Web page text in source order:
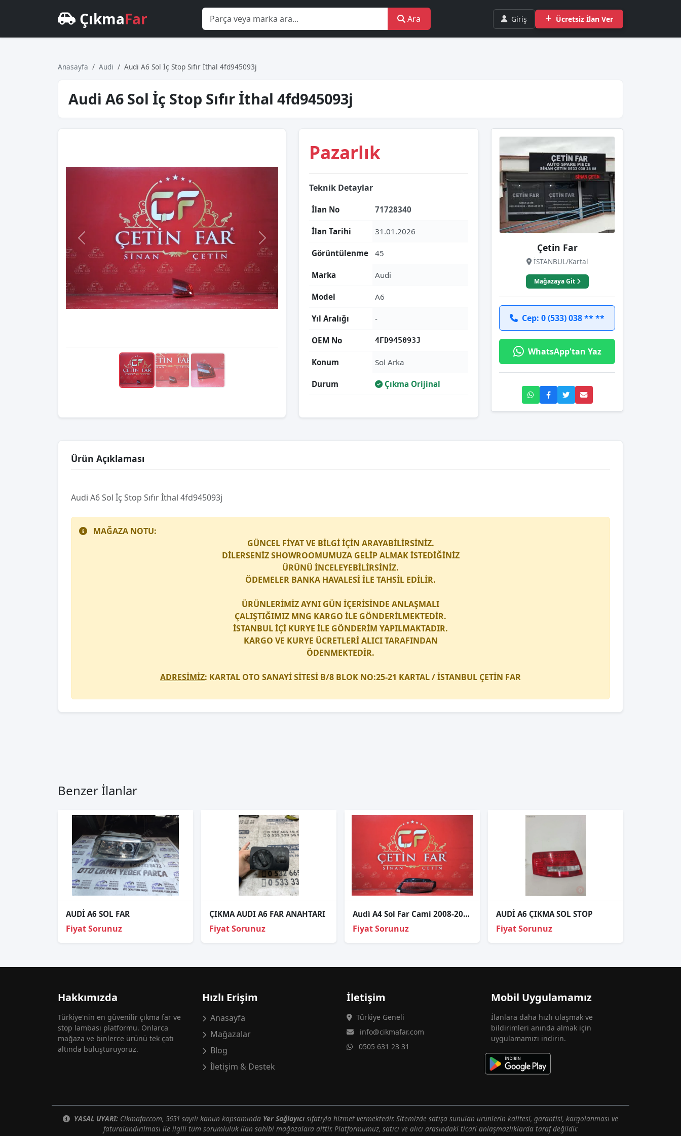
ÇıkmaFar Ara Giriş Ücretsiz İlan Ver
Anasayfa Audi Audi̇ A6 Sol İç Stop Sıfır İthal 4fd945093j
Audi̇ A6 Sol İç Stop Sıfır İthal 4fd945093j
Pazarlık
Teknik Detaylar
İlan No 71728340
İlan Tarihi 31.01.2026
Görüntülenme 45
Marka Audi
Model A6
Yıl Aralığı -
OEM No 4FD945093J
Konum Sol Arka
Durum Çıkma Orijinal
Çetin Far
İSTANBUL/Kartal
Mağazaya Git
Cep: 0 (533) 038 ** **
WhatsApp'tan Yaz
Ürün Açıklaması
Audi̇ A6 Sol İç Stop Sıfır İthal 4fd945093j
MAĞAZA NOTU:
GÜNCEL FİYAT VE BİLGİ İÇİN ARAYABİLİRSİNİZ.
DİLERSENİZ SHOWROOMUMUZA GELİP ALMAK İSTEDİĞİNİZ
ÜRÜNÜ İNCELEYEBİLİRSİNİZ.
ÖDEMELER BANKA HAVALESİ İLE TAHSİL EDİLİR.
ÜRÜNLERİMİZ AYNI GÜN İÇERİSİNDE ANLAŞMALI
ÇALIŞTIĞIMIZ MNG KARGO İLE GÖNDERİLMEKTEDİR.
İSTANBUL İÇİ KURYE İLE GÖNDERİM YAPILMAKTADIR.
KARGO VE KURYE ÜCRETLERİ ALICI TARAFINDAN
ÖDENMEKTEDİR.
ADRESİMİZ: KARTAL OTO SANAYİ SİTESİ B/8 BLOK NO:25-21 KARTAL / İSTANBUL ÇETİN FAR
Benzer İlanlar
AUDİ A6 SOL FAR
Fiyat Sorunuz
ÇIKMA AUDI A6 FAR ANAHTARI
Fiyat Sorunuz
Audi̇ A4 Sol Far Cami 2008-2011
Fiyat Sorunuz
AUDİ A6 ÇIKMA SOL STOP
Fiyat Sorunuz
Hakkımızda
Türkiye'nin en güvenilir çıkma far ve
stop lambası platformu. Onlarca
mağaza ve binlerce ürünü tek çatı
altında buluşturuyoruz.
Hızlı Erişim
Anasayfa
Mağazalar
Blog
İletişim & Destek
İletişim
Türkiye Geneli
info@cikmafar.com
0505 631 23 31
Mobil Uygulamamız
İlanlara daha hızlı ulaşmak ve
bildirimleri anında almak için
uygulamamızı indirin.
YASAL UYARI: Cikmafar.com, 5651 sayılı kanun kapsamında Yer Sağlayıcı sıfatıyla hizmet vermektedir. Sitemizde satışa sunulan ürünlerin kalitesi, garantisi, kargolanması ve
faturalandırılması ile ilgili tüm sorumluluk ilan sahibi mağazalara aittir. Platformumuz, satıcı ve alıcı arasındaki ticari anlaşmazlıklarda taraf değildir.